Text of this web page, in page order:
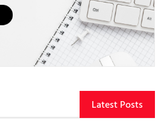
Latest Posts